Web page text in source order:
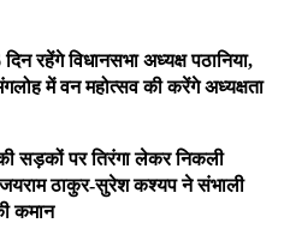
रहेंगे विधानसभा अध्यक्ष पठानिया,
में वन महोत्सव की करेंगे अध्यक्षता
सड़कों पर तिरंगा लेकर निकली
जयराम ठाकुर-सुरेश कश्यप ने संभाली
कमान